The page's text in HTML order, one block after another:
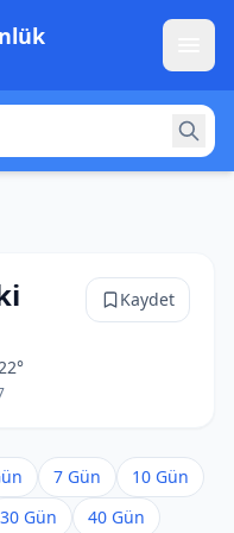
Kaydet
7 Gün
10 Gün
30 Gün
40 Gün